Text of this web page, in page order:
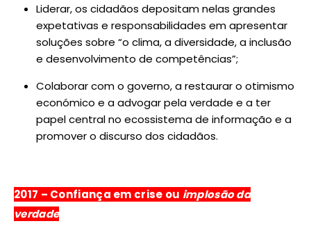
Liderar, os cidadãos depositam nelas grandes
expetativas e responsabilidades em apresentar
soluções sobre “o clima, a diversidade, a inclusão
e desenvolvimento de competências”;
Colaborar com o governo, a restaurar o otimismo
económico e a advogar pela verdade e a ter
papel central no ecossistema de informação e a
promover o discurso dos cidadãos.
2017 – Confiança em crise ou implosão da
verdade